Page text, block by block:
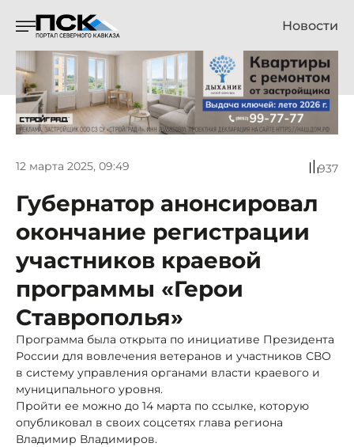
Новости
12 марта 2025, 09:49 937
Губернатор анонсировал
окончание регистрации
участников краевой
программы «Герои
Ставрополья»
Программа была открыта по инициативе Президента
России для вовлечения ветеранов и участников СВО
в систему управления органами власти краевого и
муниципального уровня.
Пройти ее можно до 14 марта по ссылке, которую
опубликовал в своих соцсетях глава региона
Владимир Владимиров.